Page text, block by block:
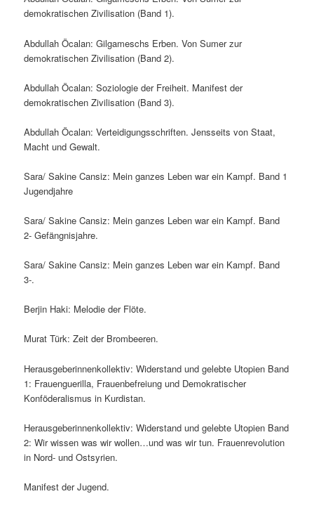
demokratischen Zivilisation (Band 1).
Abdullah Öcalan: Gilgameschs Erben. Von Sumer zur
demokratischen Zivilisation (Band 2).
Abdullah Öcalan: Soziologie der Freiheit. Manifest der
demokratischen Zivilisation (Band 3).
Abdullah Öcalan: Verteidigungsschriften. Jensseits von Staat,
Macht und Gewalt.
Sara/ Sakine Cansiz: Mein ganzes Leben war ein Kampf. Band 1
Jugendjahre
Sara/ Sakine Cansiz: Mein ganzes Leben war ein Kampf. Band
2- Gefängnisjahre.
Sara/ Sakine Cansiz: Mein ganzes Leben war ein Kampf. Band
3-.
Berjin Haki: Melodie der Flöte.
Murat Türk: Zeit der Brombeeren.
Herausgeberinnenkollektiv: Widerstand und gelebte Utopien Band
1: Frauenguerilla, Frauenbefreiung und Demokratischer
Konföderalismus in Kurdistan.
Herausgeberinnenkollektiv: Widerstand und gelebte Utopien Band
2: Wir wissen was wir wollen…und was wir tun. Frauenrevolution
in Nord- und Ostsyrien.
Manifest der Jugend.